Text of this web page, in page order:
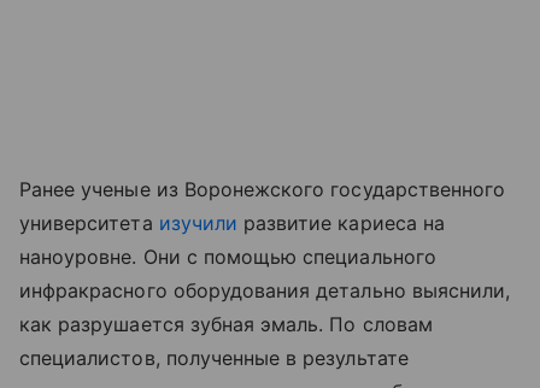
Ранее ученые из Воронежского государственного
университета изучили развитие кариеса на
наноуровне. Они с помощью специального
инфракрасного оборудования детально выяснили,
как разрушается зубная эмаль. По словам
специалистов, полученные в результате